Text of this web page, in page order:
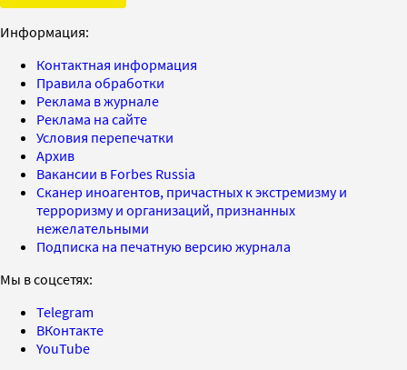
Информация:
Контактная информация
Правила обработки
Реклама в журнале
Реклама на сайте
Условия перепечатки
Архив
Вакансии в Forbes Russia
Сканер иноагентов, причастных к экстремизму и
терроризму и организаций, признанных
нежелательными
Подписка на печатную версию журнала
Мы в соцсетях:
Telegram
ВКонтакте
YouTube